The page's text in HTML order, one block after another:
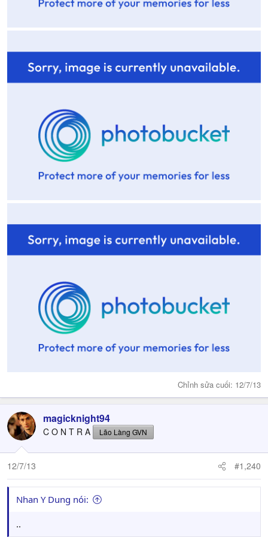
Chỉnh sửa cuối: 12/7/13
magicknight94
C O N T R A Lão Làng GVN
12/7/13 #1,240
Nhan Y Dung nói:
..